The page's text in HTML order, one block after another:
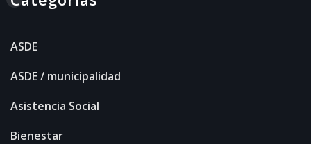
ASDE
ASDE / municipalidad
Asistencia Social
Bienestar